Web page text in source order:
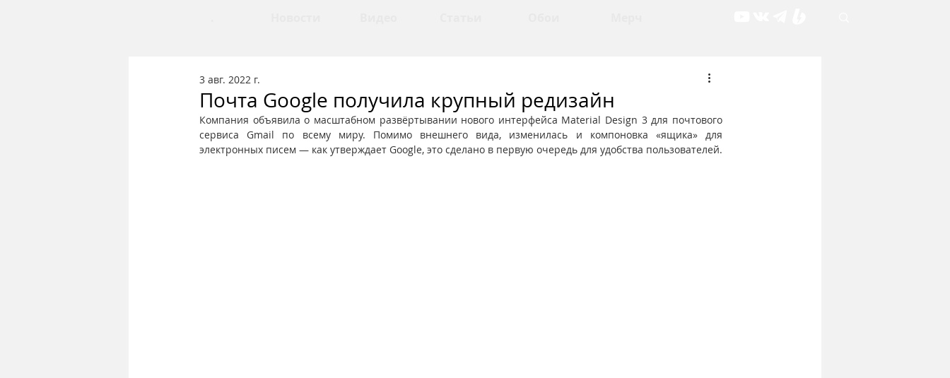
Почта Google получила крупный редизайн
3 авг. 2022 г.
Компания объявила о масштабном развёртывании нового интерфейса Material Design 3 для почтового
сервиса Gmail по всему миру. Помимо внешнего вида, изменилась и компоновка «ящика» для
электронных писем — как утверждает Google, это сделано в первую очередь для удобства пользователей.